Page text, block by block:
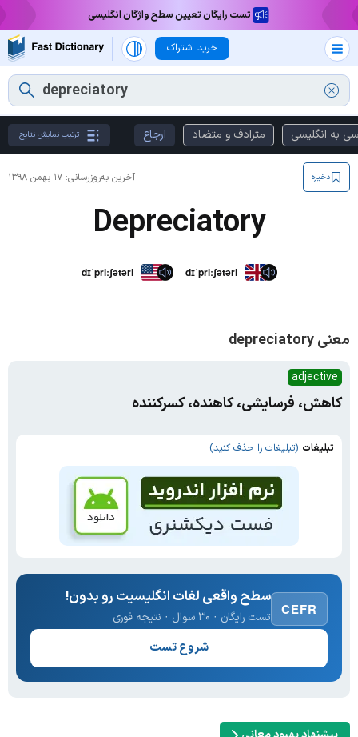
تست رایگان تعیین سطح واژگان انگلیسی
خرید اشتراک
به انگلیسی مترادف و متضاد ارجاع ترتیب نمایش نتایج
آخرین به‌روزرسانی: ۱۷ بهمن ۱۳۹۸ ذخیره
Depreciatory
dɪˈpriːʃətəri dɪˈpriːʃətəri
معنی depreciatory
adjective
کاهش، فرسایشی، کاهنده، کسرکننده
تبلیغات (تبلیغات را حذف کنید)
CEFR
سطح واقعی لغات انگلیسیت رو بدون!
تست رایگان · ۳۰ سوال · نتیجه فوری
شروع تست